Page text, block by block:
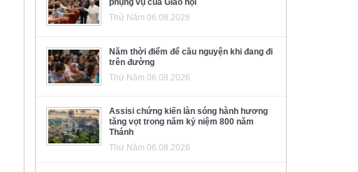
phụng vụ của Giáo hội
Thứ Năm 06.08.2026
Năm thời điểm để cầu nguyện khi đang đi
trên đường
Thứ Năm 06.08.2026
Assisi chứng kiến làn sóng hành hương
tăng vọt trong năm kỷ niệm 800 năm
Thánh
Thứ Năm 06.08.2026